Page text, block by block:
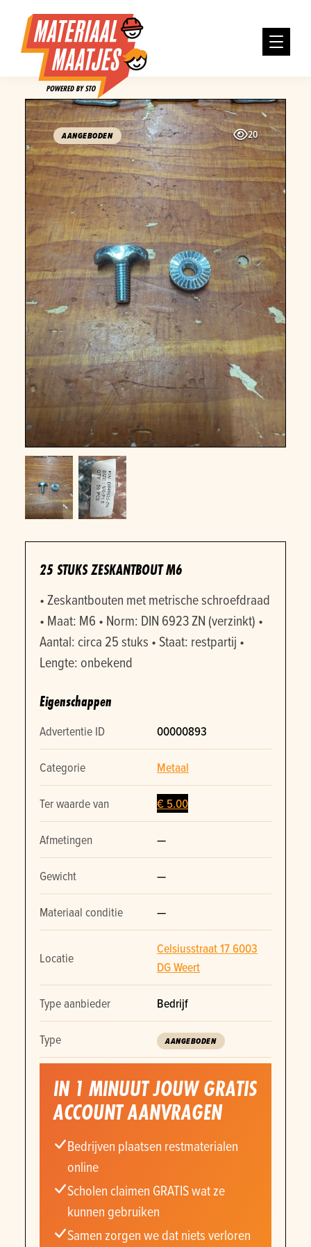
20
AANGEBODEN
25 STUKS ZESKANTBOUT M6
• Zeskantbouten met metrische schroefdraad
• Maat: M6 • Norm: DIN 6923 ZN (verzinkt) •
Aantal: circa 25 stuks • Staat: restpartij •
Lengte: onbekend
Eigenschappen
Advertentie ID 00000893
Categorie Metaal
Ter waarde van € 5.00
Afmetingen —
Gewicht —
Materiaal conditie —
Locatie
Celsiusstraat 17 6003
DG Weert
Type aanbieder Bedrijf
Type AANGEBODEN
IN 1 MINUUT JOUW GRATIS
ACCOUNT AANVRAGEN
Bedrijven plaatsen restmaterialen
online
Scholen claimen GRATIS wat ze
kunnen gebruiken
Samen zorgen we dat niets verloren